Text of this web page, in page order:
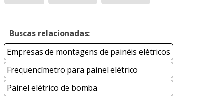
Buscas relacionadas:
Empresas de montagens de painéis elétricos
Frequencímetro para painel elétrico
Painel elétrico de bomba